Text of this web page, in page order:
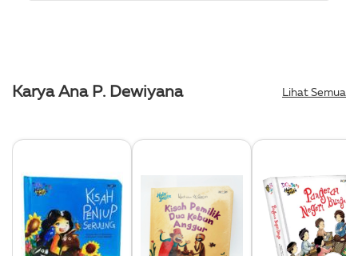
Karya Ana P. Dewiyana Lihat Semua